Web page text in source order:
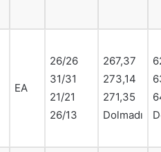
EA
26/26
31/31
21/21
26/13
267,37
273,14
271,35
Dolmadı